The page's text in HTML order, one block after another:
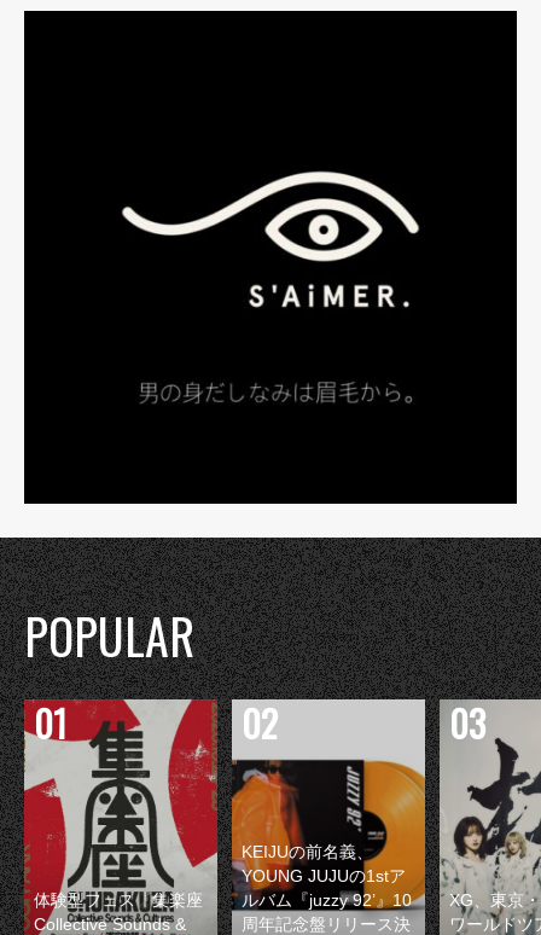
POPULAR
体験型フェス『集楽座
Collective Sounds &
KEIJUの前名義、
YOUNG JUJUの1stア
ルバム『juzzy 92’』10
周年記念盤リリース決
XG、東京
ワールドツ